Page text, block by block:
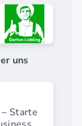
uns
Starte